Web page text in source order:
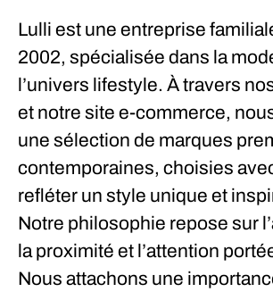
Lulli est une entreprise
2002, spécialisée dans la
l’univers lifestyle. À travers
et notre site e-commerce,
une sélection de marques
contemporaines, choisies
refléter un style unique et
Notre philosophie repose sur
la proximité et l’attention
Nous attachons une